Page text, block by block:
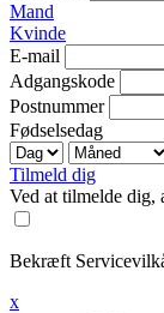
Mand
Kvinde
E-mail
Adgangskode
Postnummer
Fødselsedag
Tilmeld dig
Ved at tilmelde dig,
Bekræft
x